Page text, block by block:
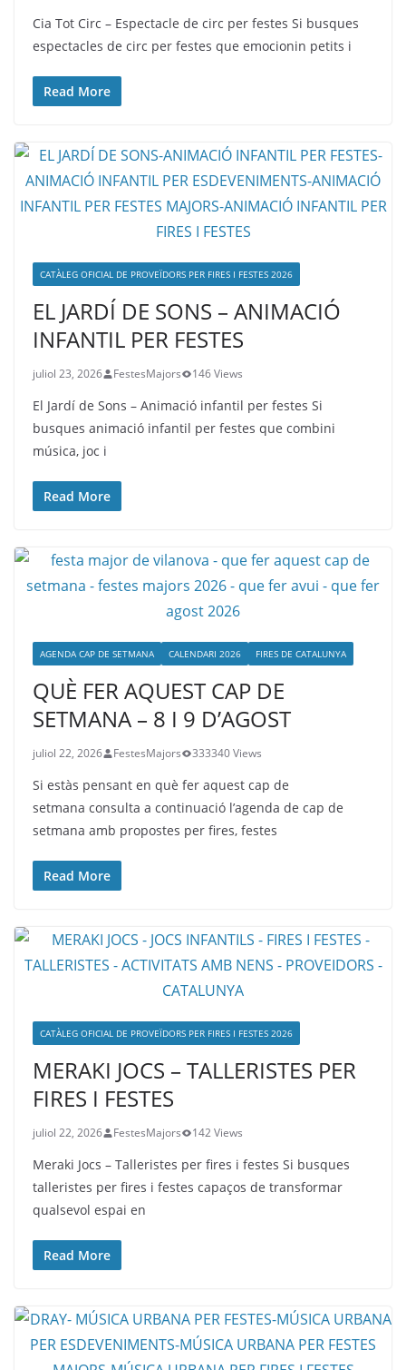
Cia Tot Circ – Espectacle de circ per festes Si busques
espectacles de circ per festes que emocionin petits i
Read More
CATÀLEG OFICIAL DE PROVEÏDORS PER FIRES I FESTES 2026
EL JARDÍ DE SONS – ANIMACIÓ
INFANTIL PER FESTES
juliol 23, 2026 FestesMajors 146 Views
El Jardí de Sons – Animació infantil per festes Si
busques animació infantil per festes que combini
música, joc i
Read More
AGENDA CAP DE SETMANA CALENDARI 2026 FIRES DE CATALUNYA
QUÈ FER AQUEST CAP DE
SETMANA – 8 I 9 D’AGOST
juliol 22, 2026 FestesMajors 333340 Views
Si estàs pensant en què fer aquest cap de
setmana consulta a continuació l’agenda de cap de
setmana amb propostes per fires, festes
Read More
CATÀLEG OFICIAL DE PROVEÏDORS PER FIRES I FESTES 2026
MERAKI JOCS – TALLERISTES PER
FIRES I FESTES
juliol 22, 2026 FestesMajors 142 Views
Meraki Jocs – Talleristes per fires i festes Si busques
talleristes per fires i festes capaços de transformar
qualsevol espai en
Read More